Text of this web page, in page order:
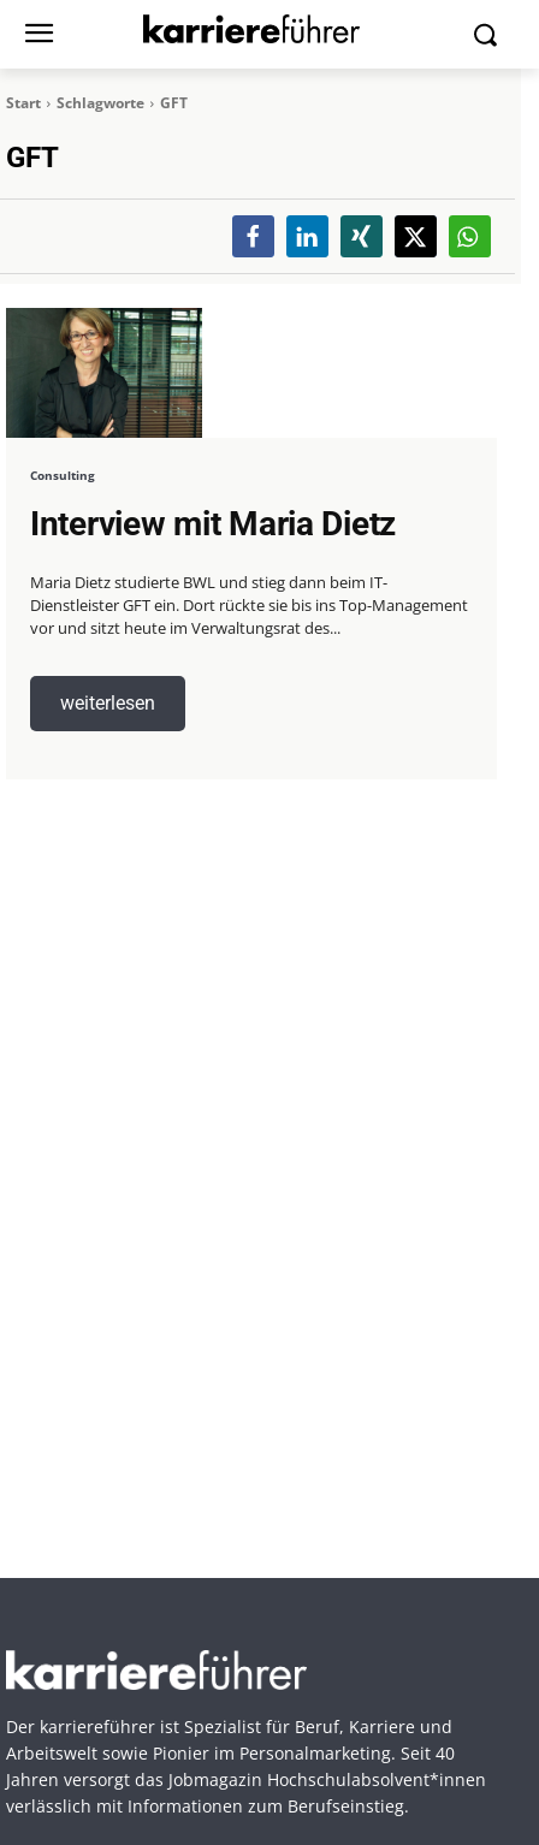
Start Schlagworte GFT
GFT
Consulting
Interview mit Maria Dietz
Maria Dietz studierte BWL und stieg dann beim IT-
Dienstleister GFT ein. Dort rückte sie bis ins Top-Management
vor und sitzt heute im Verwaltungsrat des...
weiterlesen
Der karriereführer ist Spezialist für Beruf, Karriere und
Arbeitswelt sowie Pionier im Personal­marketing. Seit 40
Jahren versorgt das Jobmagazin Hochschul­absolvent*innen
verlässlich mit Informationen zum Berufseinstieg.